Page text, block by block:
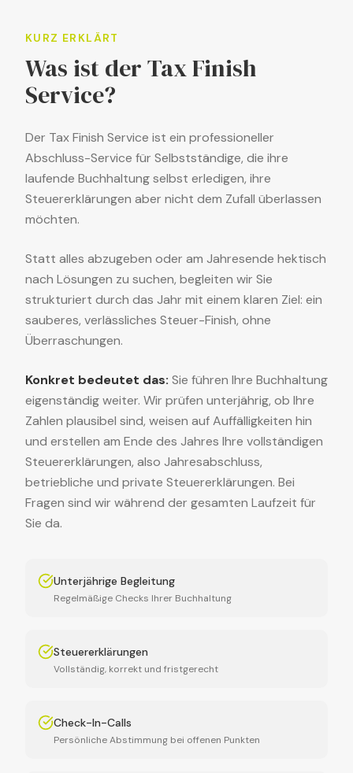
KURZ ERKLÄRT
Was ist der Tax Finish
Service?
Der Tax Finish Service ist ein professioneller
Abschluss-Service für Selbstständige, die ihre
laufende Buchhaltung selbst erledigen, ihre
Steuererklärungen aber nicht dem Zufall überlassen
möchten.
Statt alles abzugeben oder am Jahresende hektisch
nach Lösungen zu suchen, begleiten wir Sie
strukturiert durch das Jahr mit einem klaren Ziel: ein
sauberes, verlässliches Steuer-Finish, ohne
Überraschungen.
Konkret bedeutet das: Sie führen Ihre Buchhaltung
eigenständig weiter. Wir prüfen unterjährig, ob Ihre
Zahlen plausibel sind, weisen auf Auffälligkeiten hin
und erstellen am Ende des Jahres Ihre vollständigen
Steuererklärungen, also Jahresabschluss,
betriebliche und private Steuererklärungen. Bei
Fragen sind wir während der gesamten Laufzeit für
Sie da.
Unterjährige Begleitung
Regelmäßige Checks Ihrer Buchhaltung
Steuererklärungen
Vollständig, korrekt und fristgerecht
Check-In-Calls
Persönliche Abstimmung bei offenen Punkten